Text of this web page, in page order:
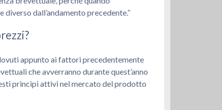
dall’andamento precedente.”
appunto ai fattori precedentemente
che avverranno durante quest’anno
principi attivi nel mercato del prodotto